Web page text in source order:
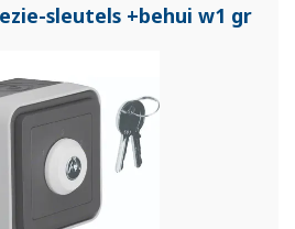
sleutels +behui w1 gr